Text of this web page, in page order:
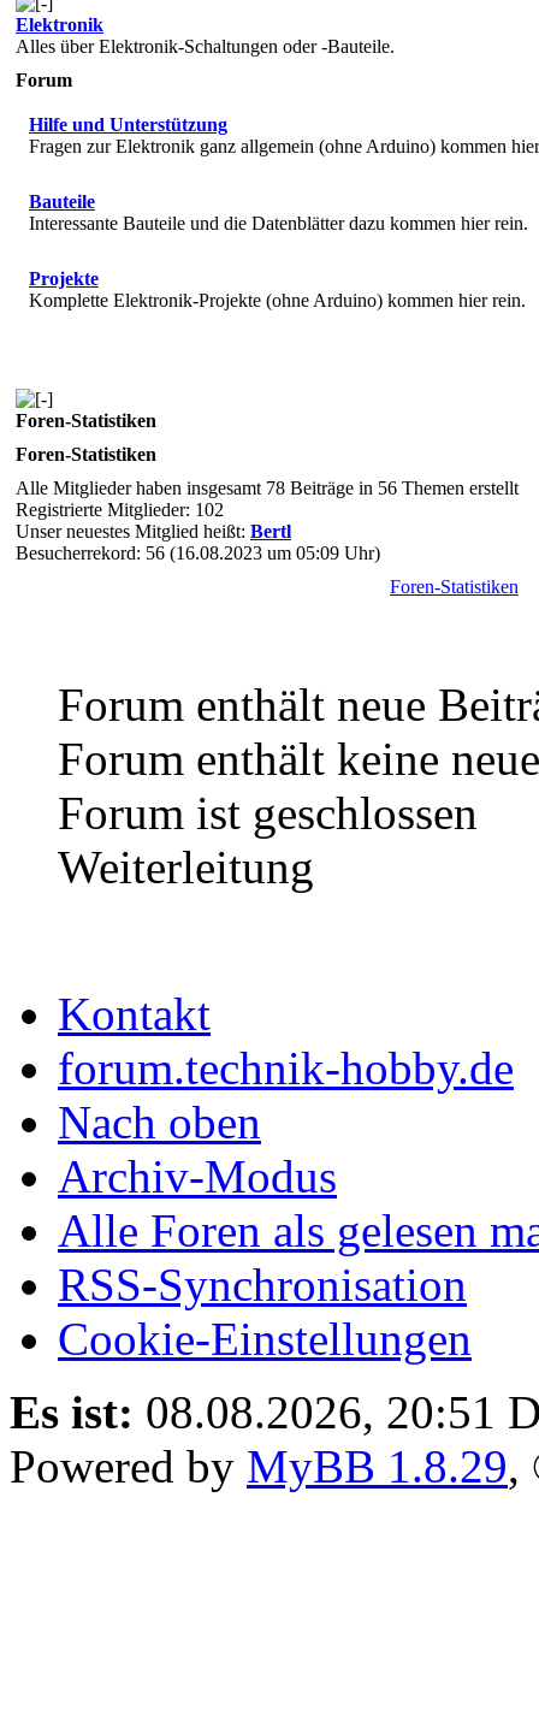
Elektronik
Alles über Elektronik-Schaltungen oder -Bauteile.
Forum
Hilfe und Unterstützung
Fragen zur Elektronik ganz allgemein (ohne Arduino) kommen
Bauteile
Interessante Bauteile und die Datenblätter dazu kommen hier rein.
Projekte
Komplette Elektronik-Projekte (ohne Arduino) kommen hier rein.
Foren-Statistiken
Foren-Statistiken
Alle Mitglieder haben insgesamt 78 Beiträge in 56 Themen erstellt
Registrierte Mitglieder: 102
Unser neuestes Mitglied heißt: Bertl
Besucherrekord: 56 (16.08.2023 um 05:09 Uhr)
Foren-Statistiken
Forum enthält neue
Forum enthält keine
Forum ist geschlossen
Weiterleitung
Kontakt
forum.technik-hobby.de
Nach oben
Archiv-Modus
Alle Foren als gelesen
RSS-Synchronisation
Cookie-Einstellungen
Es ist: 08.08.2026, 20:51
Powered by MyBB 1.8.29,